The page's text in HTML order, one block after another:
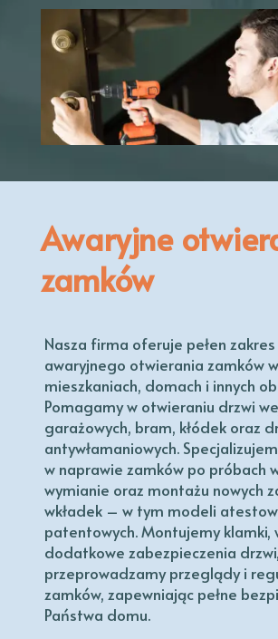
Awaryjne
zamków
Nasza firma oferuje pełen zakres
awaryjnego otwierania zamków w
mieszkaniach, domach i innych
Pomagamy w otwieraniu drzwi
garażowych, bram, kłódek oraz
antywłamaniowych.
w naprawie zamków po próbach
wymianie oraz montażu nowych
wkładek – w tym modeli
patentowych. Montujemy klamki,
dodatkowe zabezpieczenia
przeprowadzamy przeglądy i
zamków, zapewniając pełne
Państwa domu.